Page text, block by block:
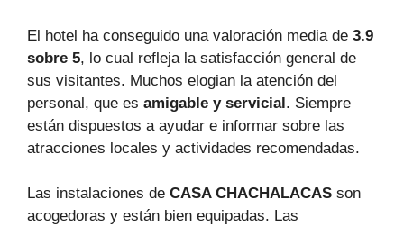
El hotel ha conseguido una valoración media de 3.9
sobre 5, lo cual refleja la satisfacción general de
sus visitantes. Muchos elogian la atención del
personal, que es amigable y servicial. Siempre
están dispuestos a ayudar e informar sobre las
atracciones locales y actividades recomendadas.
Las instalaciones de CASA CHACHALACAS son
acogedoras y están bien equipadas. Las